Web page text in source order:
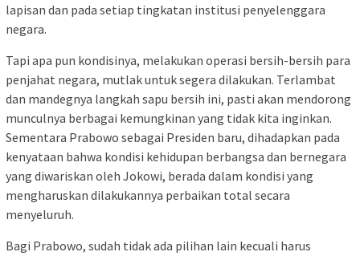
lapisan dan pada setiap tingkatan institusi penyelenggara
negara.
Tapi apa pun kondisinya, melakukan operasi bersih-bersih para
penjahat negara, mutlak untuk segera dilakukan. Terlambat
dan mandegnya langkah sapu bersih ini, pasti akan mendorong
munculnya berbagai kemungkinan yang tidak kita inginkan.
Sementara Prabowo sebagai Presiden baru, dihadapkan pada
kenyataan bahwa kondisi kehidupan berbangsa dan bernegara
yang diwariskan oleh Jokowi, berada dalam kondisi yang
mengharuskan dilakukannya perbaikan total secara
menyeluruh.
Bagi Prabowo, sudah tidak ada pilihan lain kecuali harus